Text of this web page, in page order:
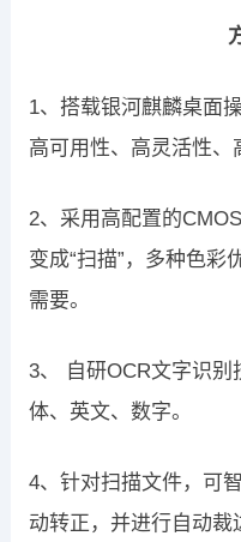
1、搭载银河麒麟桌面
高可用性、高灵活性、
2、采用高配置的
变成“扫描”，多种色彩
需要。
3、 自研OCR文字识
体、英文、数字。
4、针对扫描文件，可
动转正，并进行自动裁